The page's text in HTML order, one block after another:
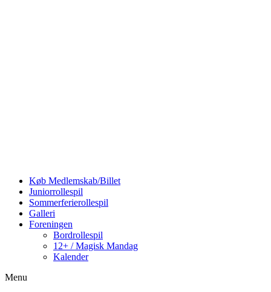
Køb Medlemskab/Billet
Juniorrollespil
Sommerferierollespil
Galleri
Foreningen
Bordrollespil
12+ / Magisk Mandag
Kalender
Menu